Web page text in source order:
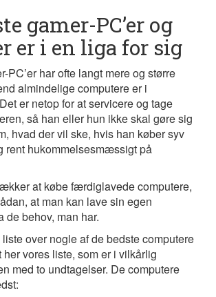
gamer-PC’er og
er i en liga for sig
PC’er har ofte langt mere og større
almindelige computere er i
er netop for at servicere og tage
så han eller hun ikke skal gøre sig
hvad der vil ske, hvis han køber syv
rent hukommelsesmæssigt på
at købe færdiglavede computere,
at man kan lave sin egen
de behov, man har.
over nogle af de bedste computere
her vores liste, som er i vilkårlig
med to undtagelser. De computere